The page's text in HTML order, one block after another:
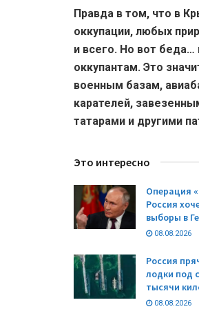
Правда в том, что в
оккупации, любых
и всего. Но вот беда…
оккупантам. Это
военным базам,
карателей,
татарами и другими
Это интересно
Операция
Россия
выборы в
08.08.2026
Россия
лодки под
тысячи
08.08.2026